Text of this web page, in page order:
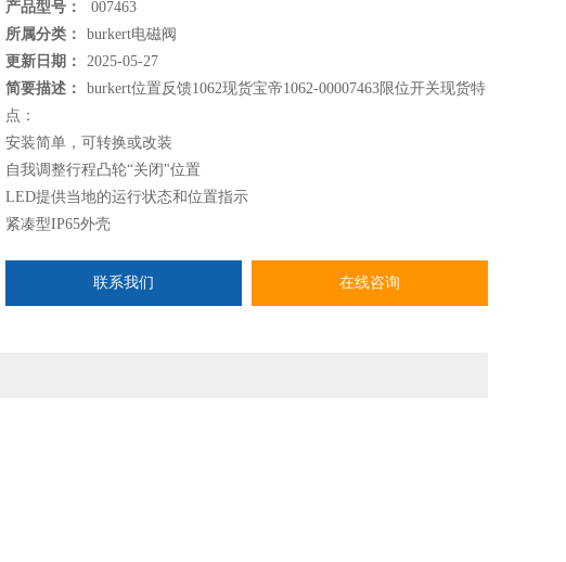
产品型号：
007463
所属分类：
burkert电磁阀
更新日期：
2025-05-27
简要描述：
burkert位置反馈1062现货宝帝1062-00007463限位开关现货特
点：
安装简单，可转换或改装
自我调整行程凸轮“关闭"位置
LED提供当地的运行状态和位置指示
紧凑型IP65外壳
联系我们
在线咨询